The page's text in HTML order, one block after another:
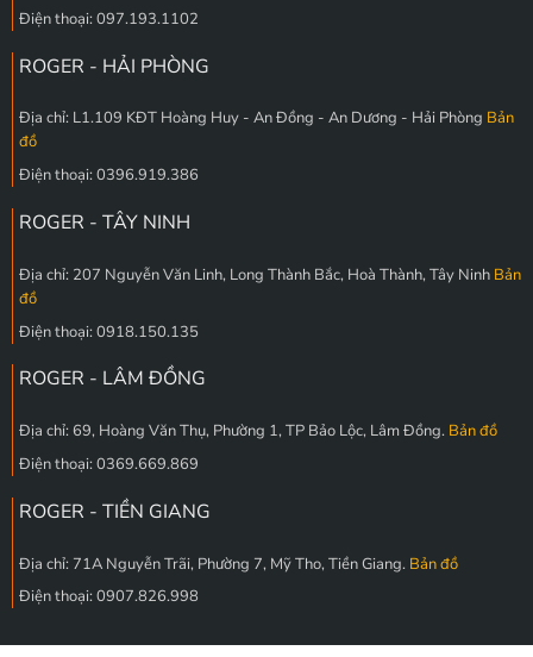
Điện thoại: 097.193.1102
ROGER - HẢI PHÒNG
Địa chỉ: L1.109 KĐT Hoàng Huy - An Đồng - An Dương - Hải Phòng Bản
đồ
Điện thoại: 0396.919.386
ROGER - TÂY NINH
Địa chỉ: 207 Nguyễn Văn Linh, Long Thành Bắc, Hoà Thành, Tây Ninh Bản
đồ
Điện thoại: 0918.150.135
ROGER - LÂM ĐỒNG
Địa chỉ: 69, Hoàng Văn Thụ, Phường 1, TP Bảo Lộc, Lâm Đồng. Bản đồ
Điện thoại: 0369.669.869
ROGER - TIỀN GIANG
Địa chỉ: 71A Nguyễn Trãi, Phường 7, Mỹ Tho, Tiền Giang. Bản đồ
Điện thoại: 0907.826.998